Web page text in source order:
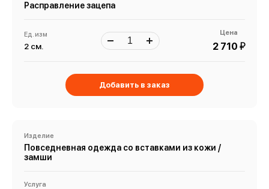
Расправление зацепа
Ед. изм
2 см.
Цена
2 710 й
Добавить в заказ
Изделие
Повседневная одежда со вставками из кожи /
замши
Услуга